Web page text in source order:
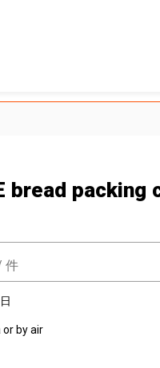
bread packing
件
or by air